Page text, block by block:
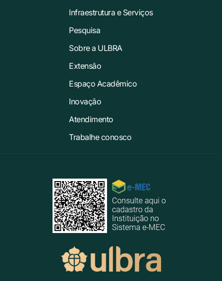
Infraestrutura e Serviços
Pesquisa
Sobre a ULBRA
Extensão
Espaço Acadêmico
Inovação
Atendimento
Trabalhe conosco